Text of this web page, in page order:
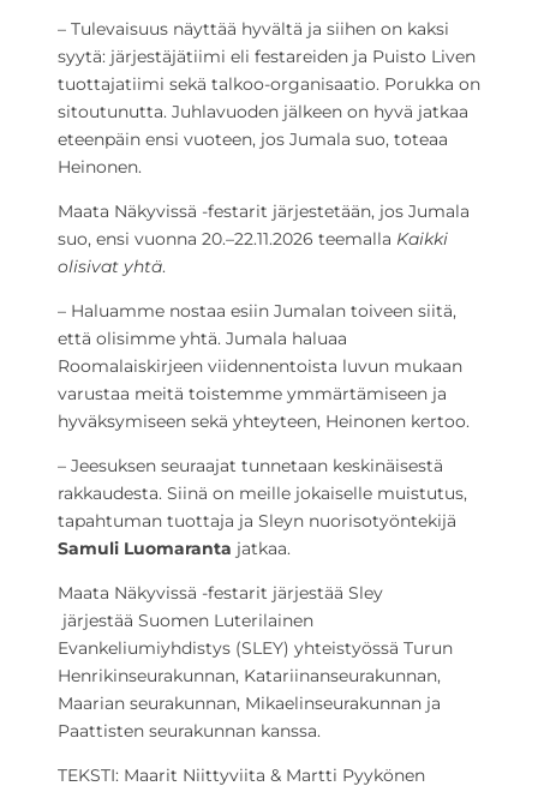
– Tulevaisuus näyttää hyvältä ja siihen on kaksi
syytä: järjestäjätiimi eli festareiden ja Puisto Liven
tuottajatiimi sekä talkoo-organisaatio. Porukka on
sitoutunutta. Juhlavuoden jälkeen on hyvä jatkaa
eteenpäin ensi vuoteen, jos Jumala suo, toteaa
Heinonen.
Maata Näkyvissä -festarit järjestetään, jos Jumala
suo, ensi vuonna 20.–22.11.2026 teemalla Kaikki
olisivat yhtä.
– Haluamme nostaa esiin Jumalan toiveen siitä,
että olisimme yhtä. Jumala haluaa
Roomalaiskirjeen viidennentoista luvun mukaan
varustaa meitä toistemme ymmärtämiseen ja
hyväksymiseen sekä yhteyteen, Heinonen kertoo.
– Jeesuksen seuraajat tunnetaan keskinäisestä
rakkaudesta. Siinä on meille jokaiselle muistutus,
tapahtuman tuottaja ja Sleyn nuorisotyöntekijä
Samuli Luomaranta jatkaa.
Maata Näkyvissä -festarit järjestää Sley
järjestää Suomen Luterilainen
Evankeliumiyhdistys (SLEY) yhteistyössä Turun
Henrikinseurakunnan, Katariinanseurakunnan,
Maarian seurakunnan, Mikaelinseurakunnan ja
Paattisten seurakunnan kanssa.
TEKSTI: Maarit Niittyviita & Martti Pyykönen